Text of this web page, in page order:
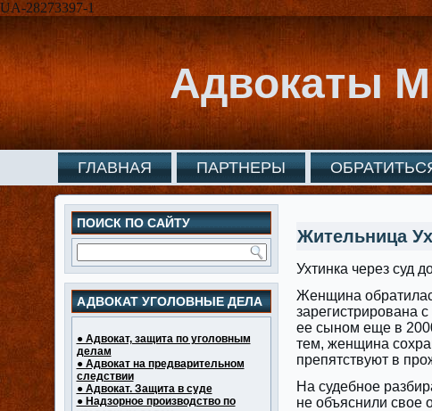
UA-28273397-1
Адвокаты
ГЛАВНАЯ ПАРТНЕРЫ
ПОИСК ПО САЙТУ
АДВОКАТ УГОЛОВНЫЕ ДЕЛА
● Адвокат, защита по уголовным
делам
● Адвокат на предварительном
следствии
● Адвокат. Защита в суде
● Надзорное производство по
Жительница
Ухтинка через суд
Женщина
зарегистрирована
ее сыном еще в
тем, женщина
препятствуют в
На судебное
не объяснили свое